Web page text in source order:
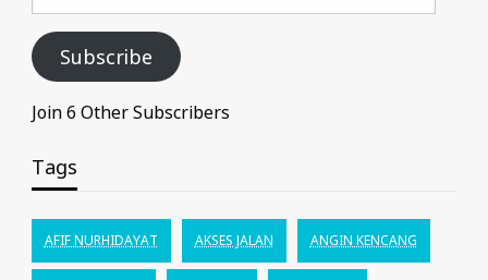
Address
Subscribe
Join 6 Other Subscribers
Tags
AFIF NURHIDAYAT AKSES JALAN ANGIN KENCANG